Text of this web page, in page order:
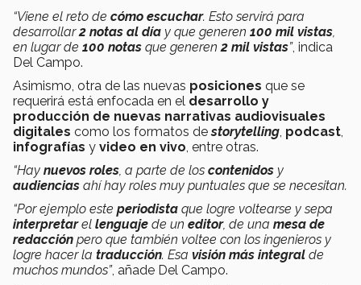
“Viene el reto de cómo escuchar. Esto servirá para
desarrollar2 notas al día y que generen 100 mil vistas,
en lugar de 100 notas que generen2 mil vistas”, indica
Del Campo.
Asimismo, otra de las nuevas posiciones que se
requerirá está enfocada en el desarrollo y
producción de nuevas narrativas audiovisuales
digitales como los formatos destorytelling, podcast,
infografías y video en vivo, entre otras.
“Hay nuevos roles, a parte de los contenidos y
audiencias ahí hay roles muy puntuales que se necesitan.
“Por ejemplo este periodista que logre voltearse y sepa
interpretarel lenguaje de un editor, de una mesa de
redacción pero que también voltee con los ingenieros y
logre hacer la traducción. Esa visión más integral de
muchos mundos”, añade Del Campo.